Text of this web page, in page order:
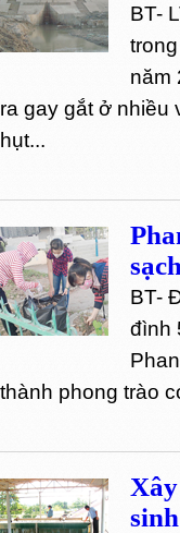
BT-
năm
ra gay gắt ở nhiều
hụt...
BT-
đình
thành phong trào